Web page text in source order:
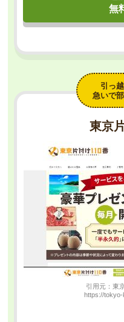
無
引っ
急いで
東京
引用元：東
https://tokyo-